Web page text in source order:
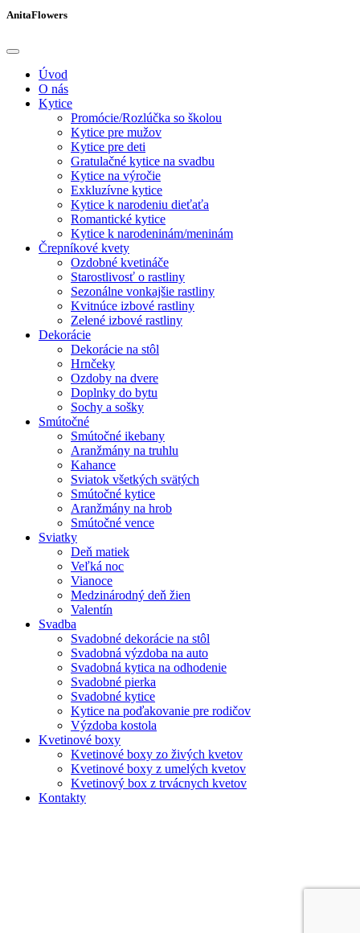
AnitaFlowers
Úvod
O nás
Kytice
Promócie/Rozlúčka so školou
Kytice pre mužov
Kytice pre deti
Gratulačné kytice na svadbu
Kytice na výročie
Exkluzívne kytice
Kytice k narodeniu dieťaťa
Romantické kytice
Kytice k narodeninám/meninám
Črepníkové kvety
Ozdobné kvetináče
Starostlivosť o rastliny
Sezonálne vonkajšie rastliny
Kvitnúce izbové rastliny
Zelené izbové rastliny
Dekorácie
Dekorácie na stôl
Hrnčeky
Ozdoby na dvere
Doplnky do bytu
Sochy a sošky
Smútočné
Smútočné ikebany
Aranžmány na truhlu
Kahance
Sviatok všetkých svätých
Smútočné kytice
Aranžmány na hrob
Smútočné vence
Sviatky
Deň matiek
Veľká noc
Vianoce
Medzinárodný deň žien
Valentín
Svadba
Svadobné dekorácie na stôl
Svadobná výzdoba na auto
Svadobná kytica na odhodenie
Svadobné pierka
Svadobné kytice
Kytice na poďakovanie pre rodičov
Výzdoba kostola
Kvetinové boxy
Kvetinové boxy zo živých kvetov
Kvetinové boxy z umelých kvetov
Kvetinový box z trvácnych kvetov
Kontakty